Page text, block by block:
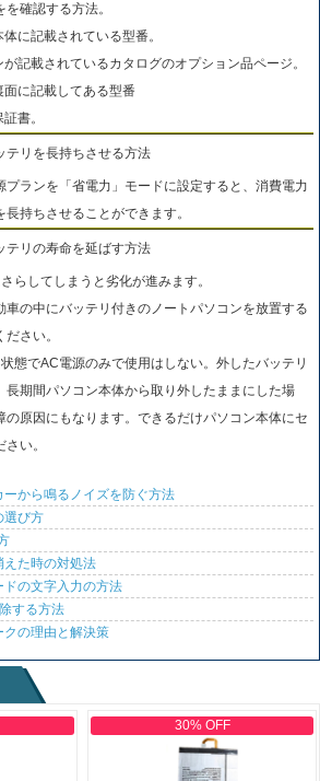
確認する方法。
に記載されている型番。
記載されているカタログのオプション品ページ。
に記載してある型番
書。
テリを長持ちさせる方法
プランを「省電力」モードに設定すると、消費電力
持ちさせることができます。
テリの寿命を延ばす方法
らしてしまうと劣化が進みます。
車の中にバッテリ付きのノートパソコンを放置する
さい。
態でAC電源のみで使用はしない。外したバッテリ
長期間パソコン本体から取り外したままにした場
の原因にもなります。できるだけパソコン本体にセ
い。
から鳴るノイズを防ぐ方法
選び方
えた時の対処法
の文字入力の方法
する方法
クの理由と解決策
30% OFF